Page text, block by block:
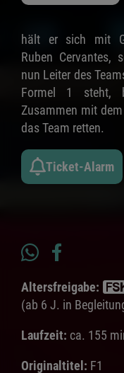
hält er sich mit
Ruben Cervantes,
nun Leiter des
Formel 1 steht,
Zusammen mit
das Team retten.
Ticket-Alarm
Altersfreigabe:
(ab 6 J. in
Laufzeit: ca. 155
Originaltitel: F1